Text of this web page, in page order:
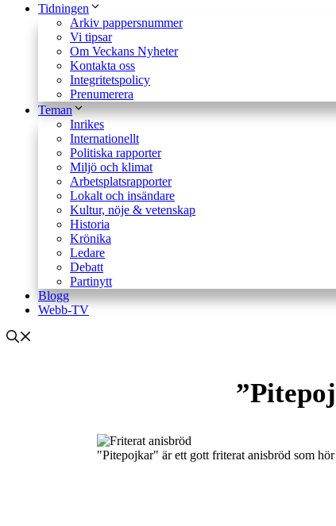
Tidningen
Arkiv pappersnummer
Vi tipsar
Om Veckans Nyheter
Kontakta oss
Integritetspolicy
Prenumerera
Teman
Inrikes
Internationellt
Politiska rapporter
Miljö och klimat
Arbetsplatsrapporter
Lokalt och insändare
Kultur, nöje & vetenskap
Historia
Krönika
Ledare
Debatt
Partinytt
Blogg
Webb-TV
"Pitepojkar" är ett gott friterat anisbröd som